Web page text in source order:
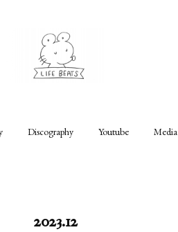
Discography Youtube Media
2023.12